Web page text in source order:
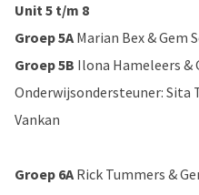
Unit 5 t/m 8
Groep 5A Marian Bex & Gem
Groep 5B Ilona Hameleers &
Onderwijsondersteuner: Sita
Vankan
Groep 6A Rick Tummers &